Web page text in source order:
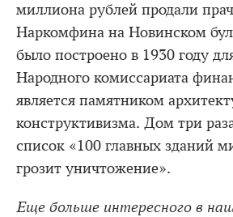
миллиона рублей продали
Наркомфина на Новинском
было построено в 1930 году
Народного комиссариата
является памятником
конструктивизма. Дом три
список «100 главных зданий
грозит уничтожение».
Еще больше интересного в